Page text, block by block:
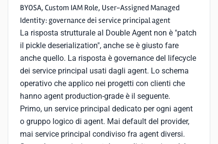
BYOSA, Custom IAM Role, User-Assigned Managed
Identity: governance dei service principal agent
La risposta strutturale al Double Agent non è "patch
il pickle deserialization", anche se è giusto fare
anche quello. La risposta è governance del lifecycle
dei service principal usati dagli agent. Lo schema
operativo che applico nei progetti con clienti che
hanno agent production-grade è il seguente.
Primo, un service principal dedicato per ogni agent
o gruppo logico di agent. Mai default del provider,
mai service principal condiviso fra agent diversi.